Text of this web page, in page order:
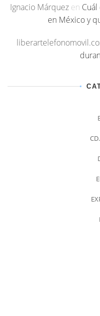
Ignacio Márquez en
en México y